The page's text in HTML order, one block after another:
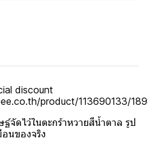
discount
product/113690133/
จัดไว้ในตะกร้าหวายสีน้ำตาล รูป
นของจริง